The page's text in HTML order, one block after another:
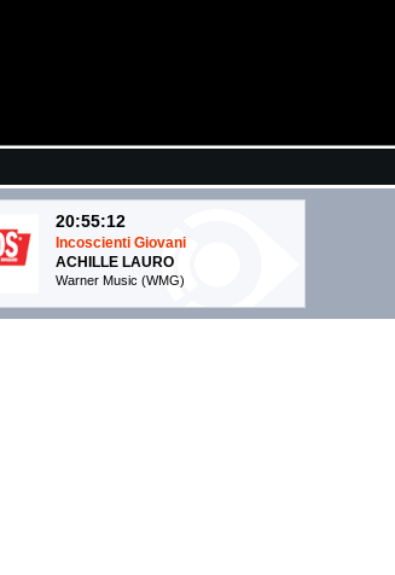
20:55:12
Incoscienti Giovani
ACHILLE LAURO
Warner Music (WMG)